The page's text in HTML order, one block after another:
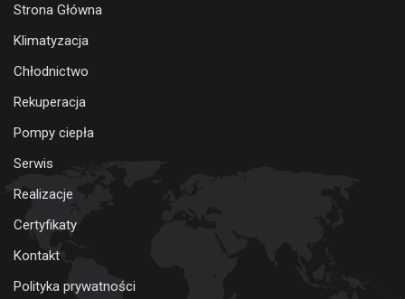
Strona Główna
Klimatyzacja
Chłodnictwo
Rekuperacja
Pompy ciepła
Serwis
Realizacje
Certyfikaty
Kontakt
Polityka prywatności